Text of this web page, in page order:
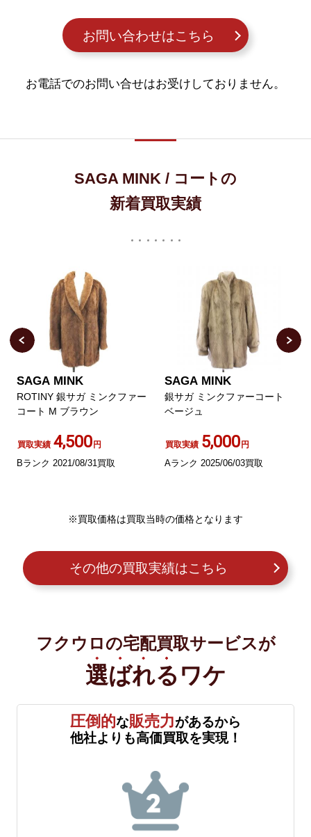
お問い合わせはこちら
お電話でのお問い合せはお受けしておりません。
SAGA MINK / コートの
新着買取実績
SAGA MINK
ROTINY 銀サガ ミンクファー
コート M ブラウン
買取実績 4,500円
Bランク 2021/08/31買取
SAGA MINK
銀サガ ミンクファーコート
ベージュ
買取実績 5,000円
Aランク 2025/06/03買取
※買取価格は買取当時の価格となります
その他の買取実績はこちら
フクウロの宅配買取サービスが
選ばれる ワケ
圧倒的な販売力があるから
他社よりも高価買取を実現！